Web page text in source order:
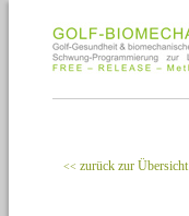
<< zurück zur Übersicht